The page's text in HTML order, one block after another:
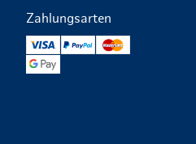
Zahlungsarten
VISA PayPal